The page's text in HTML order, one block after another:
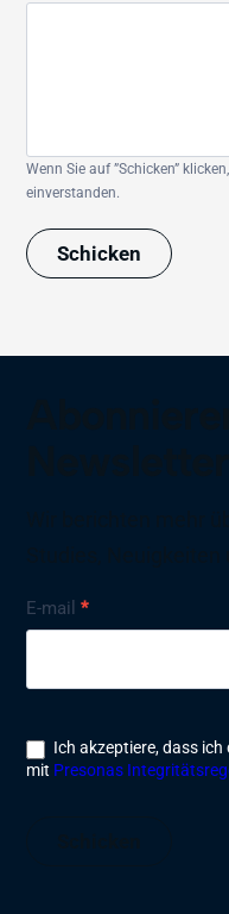
Wenn Sie auf ”Schicken”
einverstanden.
Schicken
Nyhetsbrev
E-mail*
Ich akzeptiere, dass
mit Presonas